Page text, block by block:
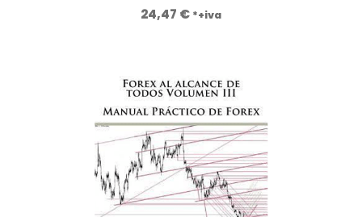
1
0
,
0
0
€
.
€
.
24,47 € *+iva